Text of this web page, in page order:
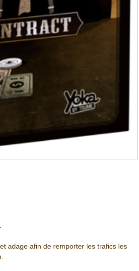
adage afin de remporter les trafics les